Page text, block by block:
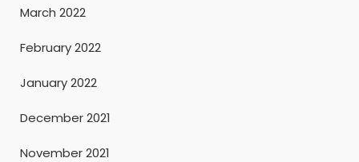
March 2022
February 2022
January 2022
December 2021
November 2021